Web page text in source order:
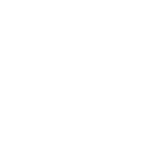
Hier
und zu